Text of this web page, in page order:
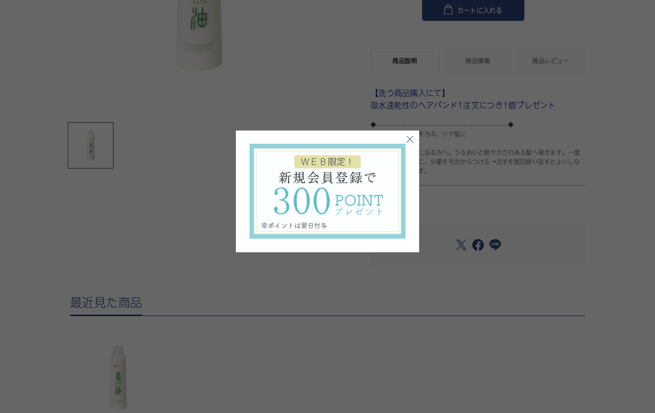
カートに入れる
商品説明 商品情報 商品レビュー
【洗う商品購入にて】
吸水速乾性のヘアバンド1注文につき1個プレゼント
◆---------------------------------------------------------------◆
適度な水分と油分を与え、ツヤ髪に
ダメージヘアが気になる方へ。うるおいと軽やかさのある髪へ導きます。一度
にたくさんつけずに、少量を毛先からつける→流すを数回繰り返すとよりしな
やかに仕上がります。
最近見た商品